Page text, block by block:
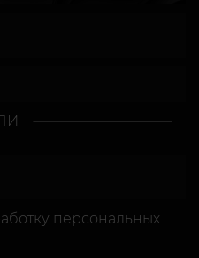
персональных